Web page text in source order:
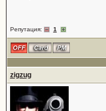
Репутация: 1
zigzug